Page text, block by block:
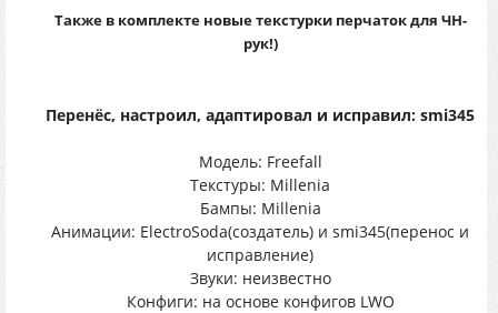
Также в комплекте новые текстурки перчаток для ЧН-
рук!)
Перенёс, настроил, адаптировал и исправил: smi345
Модель: Freefall
Текстуры: Millenia
Бампы: Millenia
Анимации: ElectroSoda(создатель) и smi345(перенос и
исправление)
Звуки: неизвестно
Конфиги: на основе конфигов LWO